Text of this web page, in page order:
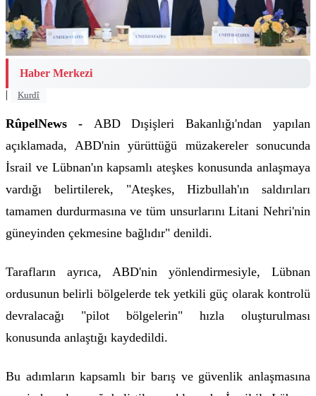
Haber Merkezi
|
Kurdî
RûpelNews - ABD Dışişleri Bakanlığı'ndan yapılan
açıklamada, ABD'nin yürüttüğü müzakereler sonucunda
İsrail ve Lübnan'ın kapsamlı ateşkes konusunda anlaşmaya
vardığı belirtilerek, "Ateşkes, Hizbullah'ın saldırıları
tamamen durdurmasına ve tüm unsurlarını Litani Nehri'nin
güneyinden çekmesine bağlıdır" denildi.
Tarafların ayrıca, ABD'nin yönlendirmesiyle, Lübnan
ordusunun belirli bölgelerde tek yetkili güç olarak kontrolü
devralacağı "pilot bölgelerin" hızla oluşturulması
konusunda anlaştığı kaydedildi.
Bu adımların kapsamlı bir barış ve güvenlik anlaşmasına